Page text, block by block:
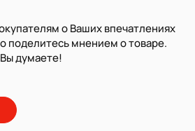
о Ваших впечатлениях
поделитесь мнением о товаре.
думаете!